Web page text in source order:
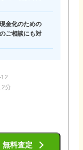
金化のための
ご相談にも対
分
無料査定